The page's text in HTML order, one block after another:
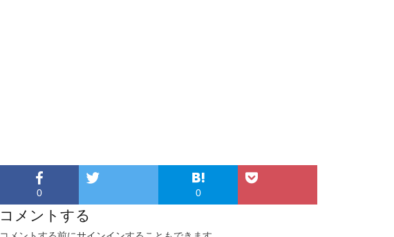
0 0
コメントする